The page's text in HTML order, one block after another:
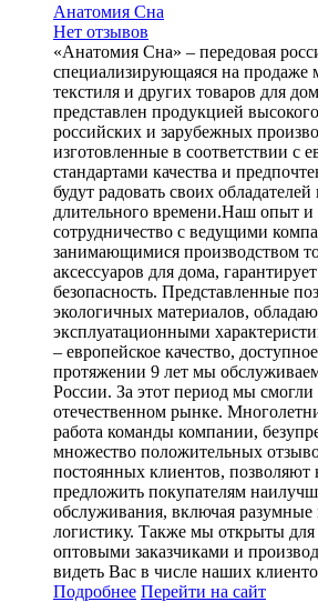
Анатомия Сна
Нет отзывов
«Анатомия Сна» – передовая
специализирующаяся на продаже
текстиля и других товаров для
представлен продукцией
российских и зарубежных
изготовленные в соответствии с
стандартами качества и
будут радовать своих
длительного времени.Наш опыт и
сотрудничество с ведущими
занимающимися производством
аксессуаров для дома,
безопасность. Представленные
экологичных материалов,
эксплуатационными
– европейское качество,
протяжении 9 лет мы
России. За этот период мы смогли
отечественном рынке.
работа команды компании,
множество положительных
постоянных клиентов, позволяют
предложить покупателям
обслуживания, включая
логистику. Также мы открыты для
оптовыми заказчиками и
видеть Вас в числе наших
Подробнее Перейти на сайт